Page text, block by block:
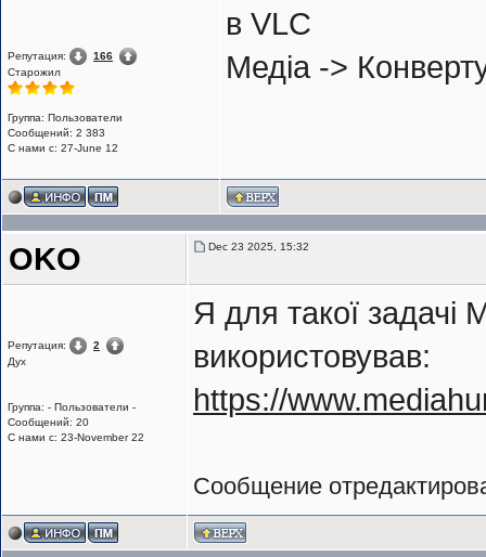
Репутация:
166
Старожил
Группа: Пользователи
Сообщений: 2 383
С нами с: 27-June 12
в VLC
Медіа ->
OKO Dec 23 2025, 15:32
Репутация:
2
Дух
Группа: - Пользователи -
Сообщений: 20
С нами с: 23-November 22
Я для такої задачі
використовував:
https://
Сообщение